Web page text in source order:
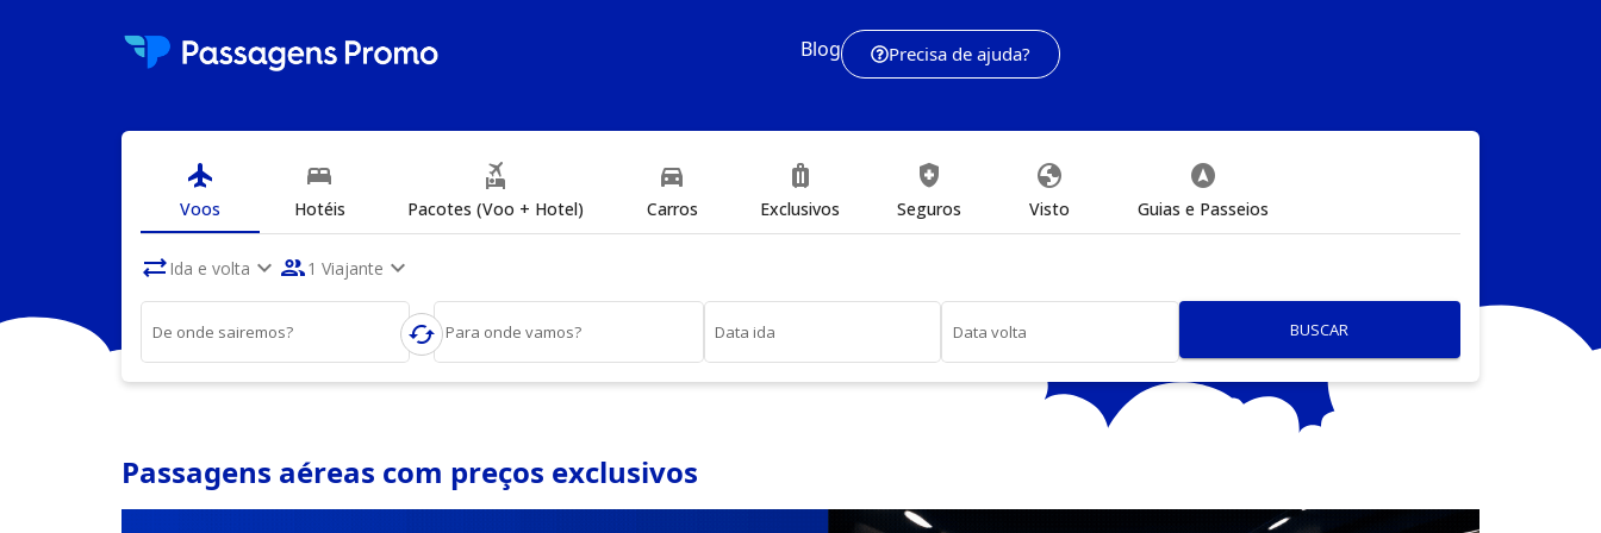
Blog Precisa de ajuda?
flight
Voos
bed
Hotéis
flights_and_hotels
Pacotes (Voo + Hotel)
directions_car
Carros
luggage
Exclusivos
health_and_safety
Seguros
globe
Visto
assistant_navigation
Guias e Passeios
sync_altIda e volta expand_more people1 Viajante expand_more
De onde sairemos? cached Para onde vamos? Data ida Data volta BUSCAR
Passagens aéreas com preços exclusivos